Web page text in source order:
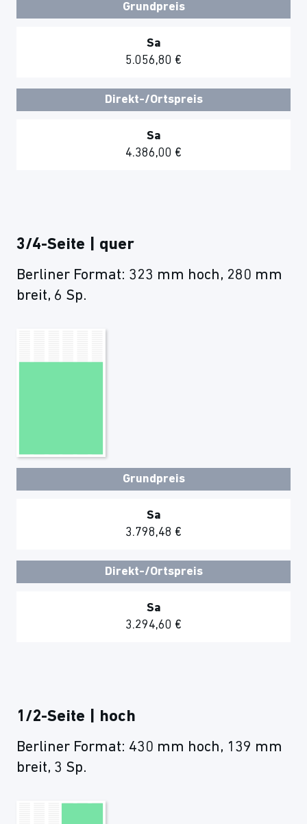
Grundpreis
Sa
5.056,80 €
Direkt-/Ortspreis
Sa
4.386,00 €
3/4-Seite | quer
Berliner Format: 323 mm hoch, 280 mm
breit, 6 Sp.
Grundpreis
Sa
3.798,48 €
Direkt-/Ortspreis
Sa
3.294,60 €
1/2-Seite | hoch
Berliner Format: 430 mm hoch, 139 mm
breit, 3 Sp.